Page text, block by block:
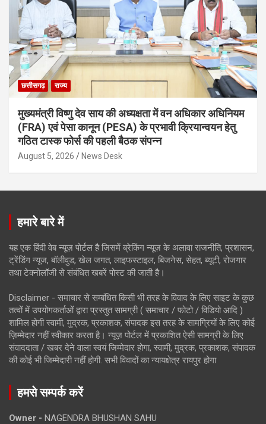
छत्तीसगढ़ राज्य
मुख्यमंत्री विष्णु देव साय की अध्यक्षता में वन अधिकार अधिनियम
(FRA) एवं पेसा कानून (PESA) के प्रभावी क्रियान्वयन हेतु
गठित टास्क फोर्स की पहली बैठक संपन्न
August 5, 2026 News Desk
हमारे बारे में
यह एक हिंदी वेब न्यूज़ पोर्टल है जिसमें ब्रेकिंग न्यूज़ के अलावा राजनीति, प्रशासन,
ट्रेंडिंग न्यूज, बॉलीवुड, खेल जगत, लाइफस्टाइल, बिजनेस, सेहत, ब्यूटी, रोजगार
तथा टेक्नोलॉजी से संबंधित खबरें पोस्ट की जाती है।
Disclaimer - समाचार से सम्बंधित किसी भी तरह के विवाद के लिए साइट के कुछ
तत्वों में उपयोगकर्ताओं द्वारा प्रस्तुत सामग्री ( समाचार / फोटो / विडियो आदि )
शामिल होगी स्वामी, मुद्रक, प्रकाशक, संपादक इस तरह के सामग्रियों के लिए कोई
ज़िम्मेदार नहीं स्वीकार करता है। न्यूज़ पोर्टल में प्रकाशित ऐसी सामग्री के लिए
संवाददाता / खबर देने वाला स्वयं जिम्मेदार होगा, स्वामी, मुद्रक, प्रकाशक, संपादक
की कोई भी जिम्मेदारी नहीं होगी. सभी विवादों का न्यायक्षेत्र रायपुर होगा
हमसे सम्पर्क करें
Owner - NAGENDRA BHUSHAN SAHU